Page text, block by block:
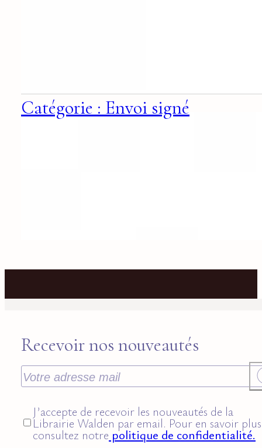
Catégorie : Envoi signé
Recevoir nos nouveautés
J’accepte de recevoir les nouveautés de la
Librairie Walden par email. Pour en savoir
consultez notre politique de confidentialité.